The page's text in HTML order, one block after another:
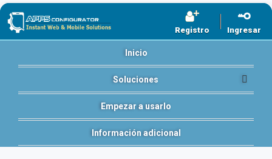
Registro Ingresar
Inicio
Soluciones
Empezar a usarlo
Información adicional